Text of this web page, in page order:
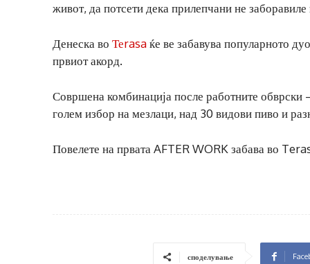
живот, да потсети дека прилепчани не
Денеска во Теrasaќе ве забавува популарното
првиот акорд.
Совршена комбинација после работните обврски
голем избор на мезлаци, над 30 видови пиво и
Повелете на првата AFTER WORK забава во
споделување